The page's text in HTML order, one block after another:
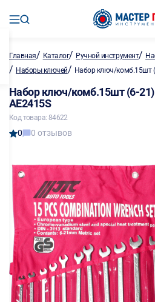
Главная/ Каталог/ Ручной инструмент/
/ Наборы ключей/ Набор ключ/комб.15шт
Набор ключ/комб.15шт (6-21)
AE2415S
Код товара: 84622
0 0 отзывов